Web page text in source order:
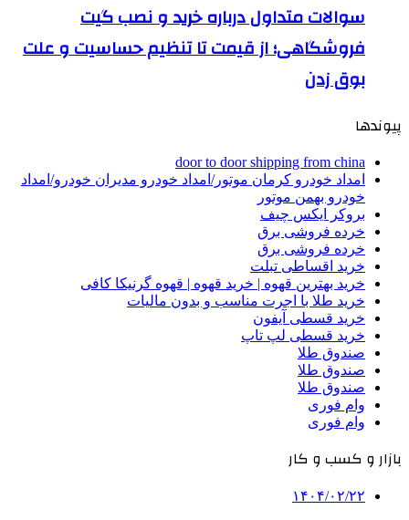
سوالات متداول درباره خرید و نصب گیت
فروشگاهی؛ از قیمت تا تنظیم حساسیت و علت
بوق زدن
پیوندها
door to door shipping from china
امداد خودرو کرمان موتور/امداد خودرو مدیران خودرو/امداد
خودرو بهمن موتور
بروکر ایکس چیف
خرده فروشی برق
خرده فروشی برق
خرید اقساطی تبلت
خرید بهترین قهوه | خرید قهوه | قهوه گرنیکا کافی
خرید طلا با اجرت مناسب و بدون مالیات
خرید قسطی آیفون
خرید قسطی لپ تاپ
صندوق طلا
صندوق طلا
صندوق طلا
وام فوری
وام فوری
بازار و کسب و کار
۱۴۰۴/۰۲/۲۲